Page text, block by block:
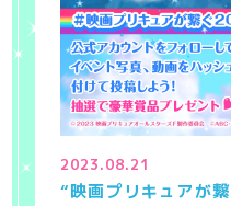
2023.08.21
“映画プリキュアが